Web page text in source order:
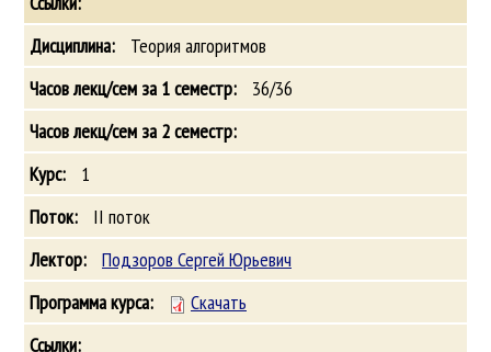
Теория алгоритмов
36/36
1
II поток
Подзоров Сергей Юрьевич
Скачать